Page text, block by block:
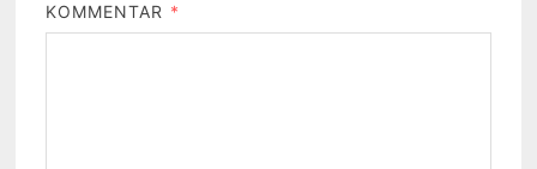
KOMMENTAR *